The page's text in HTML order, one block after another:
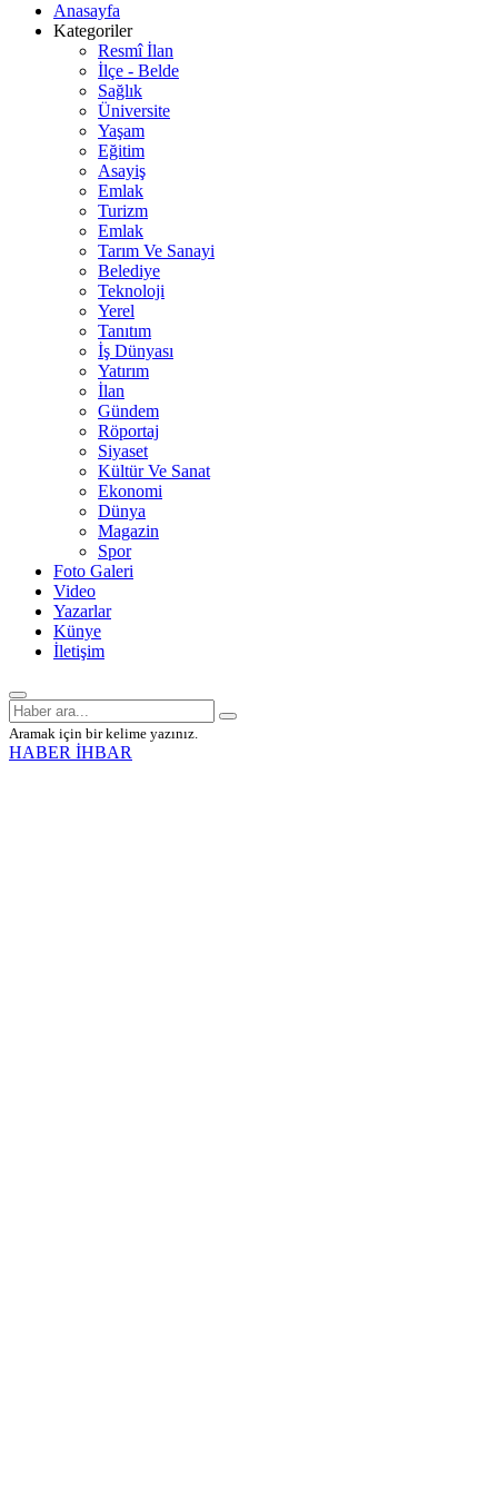
Anasayfa
Kategoriler
Resmî İlan
İlçe - Belde
Sağlık
Üniversite
Yaşam
Eğitim
Asayiş
Emlak
Turizm
Emlak
Tarım Ve Sanayi
Belediye
Teknoloji
Yerel
Tanıtım
İş Dünyası
Yatırım
İlan
Gündem
Röportaj
Siyaset
Kültür Ve Sanat
Ekonomi
Dünya
Magazin
Spor
Foto Galeri
Video
Yazarlar
Künye
İletişim
Aramak için bir kelime yazınız.
HABER İHBAR